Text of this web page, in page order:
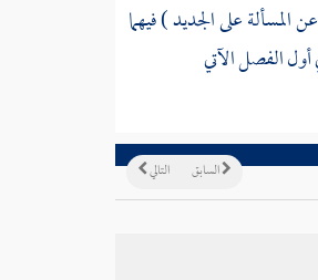
على الجديد ) فيهما
الفصل الآتي
التالي السابق